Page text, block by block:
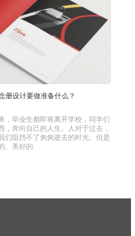
册设计要做准备什么？
，毕业生都即将离开学校，同学们
，奔向自己的人生。人对于过去，
们阻挡不了匆匆逝去的时光。但是
、美好的